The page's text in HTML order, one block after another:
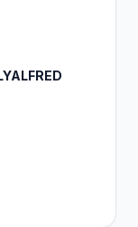
ROLYALFRED